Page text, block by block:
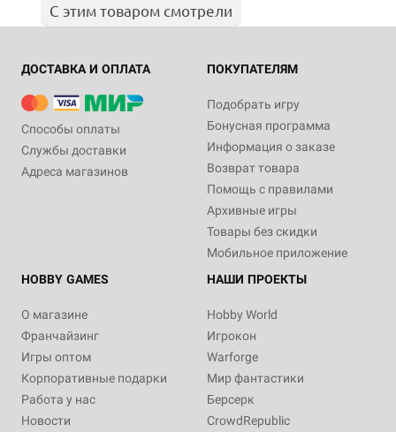
С этим товаром смотрели
ДОСТАВКА И ОПЛАТА
Способы оплаты
Службы доставки
Адреса магазинов
ПОКУПАТЕЛЯМ
Подобрать игру
Бонусная программа
Информация о заказе
Возврат товара
Помощь с правилами
Архивные игры
Товары без скидки
Мобильное приложение
HOBBY GAMES
О магазине
Франчайзинг
Игры оптом
Корпоративные подарки
Работа у нас
Новости
НАШИ ПРОЕКТЫ
Hobby World
Игрокон
Warforge
Мир фантастики
Берсерк
CrowdRepublic